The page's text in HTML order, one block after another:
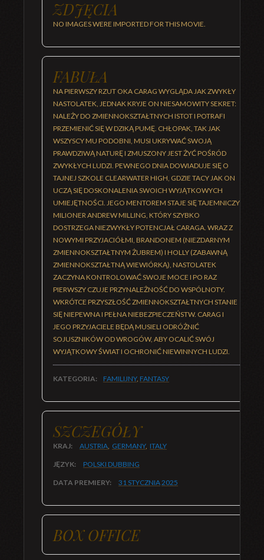
ZDJĘCIA
NO IMAGES WERE IMPORTED FOR THIS MOVIE.
FABUŁA
NA PIERWSZY RZUT OKA CARAG WYGLĄDA JAK ZWYKŁY
NASTOLATEK, JEDNAK KRYJE ON NIESAMOWITY SEKRET:
NALEŻY DO ZMIENNOKSZTAŁTNYCH ISTOT I POTRAFI
PRZEMIENIĆ SIĘ W DZIKĄ PUMĘ. CHŁOPAK, TAK JAK
WSZYSCY MU PODOBNI, MUSI UKRYWAĆ SWOJĄ
PRAWDZIWĄ NATURĘ I ZMUSZONY JEST ŻYĆ POŚRÓD
ZWYKŁYCH LUDZI. PEWNEGO DNIA DOWIADUJE SIĘ O
TAJNEJ SZKOLE CLEARWATER HIGH, GDZIE TACY JAK ON
UCZĄ SIĘ DOSKONALENIA SWOICH WYJĄTKOWYCH
UMIEJĘTNOŚCI. JEGO MENTOREM STAJE SIĘ TAJEMNICZY
MILIONER ANDREW MILLING, KTÓRY SZYBKO
DOSTRZEGA NIEZWYKŁY POTENCJAŁ CARAGA. WRAZ Z
NOWYMI PRZYJACIÓŁMI, BRANDONEM (NIEZDARNYM
ZMIENNOKSZTAŁTNYM ŻUBREM) I HOLLY (ZABAWNĄ
ZMIENNOKSZTAŁTNĄ WIEWIÓRKĄ), NASTOLATEK
ZACZYNA KONTROLOWAĆ SWOJE MOCE I PO RAZ
PIERWSZY CZUJE PRZYNALEŻNOŚĆ DO WSPÓLNOTY.
WKRÓTCE PRZYSZŁOŚĆ ZMIENNOKSZTAŁTNYCH STANIE
SIĘ NIEPEWNA I PEŁNA NIEBEZPIECZEŃSTW. CARAG I
JEGO PRZYJACIELE BĘDĄ MUSIELI ODRÓŻNIĆ
SOJUSZNIKÓW OD WROGÓW, ABY OCALIĆ SWÓJ
WYJĄTKOWY ŚWIAT I OCHRONIĆ NIEWINNYCH LUDZI.
KATEGORIA: FAMILIJNY, FANTASY
SZCZEGÓŁY
KRAJ: AUSTRIA, GERMANY, ITALY
JĘZYK: POLSKI DUBBING
DATA PREMIERY: 31 STYCZNIA2025
BOX OFFICE